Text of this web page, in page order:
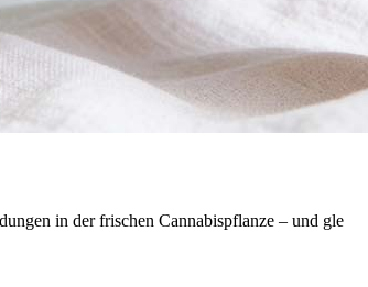
in der frischen Cannabispflanze – und gle